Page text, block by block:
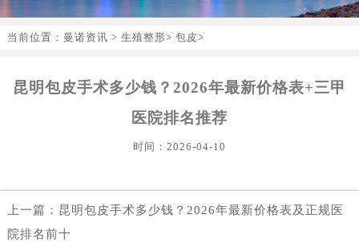
当前位置： 曼诺资讯 > 生殖整形> 包皮>
昆明包皮手术多少钱？2026年最新价格表+三甲
医院排名推荐
时间：2026-04-10
上一篇： 昆明包皮手术多少钱？2026年最新价格表及正规医
院排名前十